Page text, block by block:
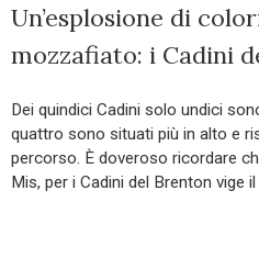
Un’esplosione di
mozzafiato: i Cadini
Dei quindici Cadini solo undici
quattro sono situati più in alto e
percorso. È doveroso ricordare
Mis, per i Cadini del Brenton vige il